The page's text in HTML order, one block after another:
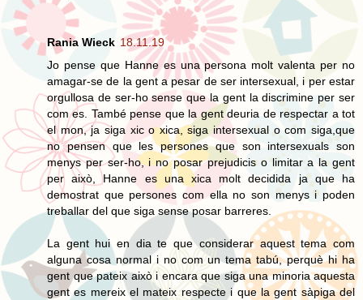
Rania Wieck 18.11.19
Jo pense que Hanne es una persona molt valenta per no
amagar-se de la gent a pesar de ser intersexual, i per estar
orgullosa de ser-ho sense que la gent la discrimine per ser
com es. També pense que la gent deuria de respectar a tot
el mon, ja siga xic o xica, siga intersexual o com siga,que
no pensen que les persones que son intersexuals son
menys per ser-ho, i no posar prejudicis o limitar a la gent
per això, Hanne es una xica molt decidida ja que ha
demostrat que persones com ella no son menys i poden
treballar del que siga sense posar barreres.
La gent hui en dia te que considerar aquest tema com
alguna cosa normal i no com un tema tabú, perquè hi ha
gent que pateix això i encara que siga una minoria aquesta
gent es mereix el mateix respecte i que la gent sàpiga del